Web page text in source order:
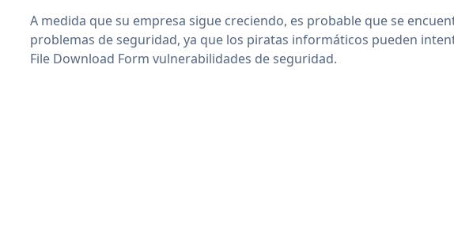
A medida que su empresa sigue creciendo, es probable que se
problemas de seguridad, ya que los piratas informáticos pueden
File Download Form vulnerabilidades de seguridad.